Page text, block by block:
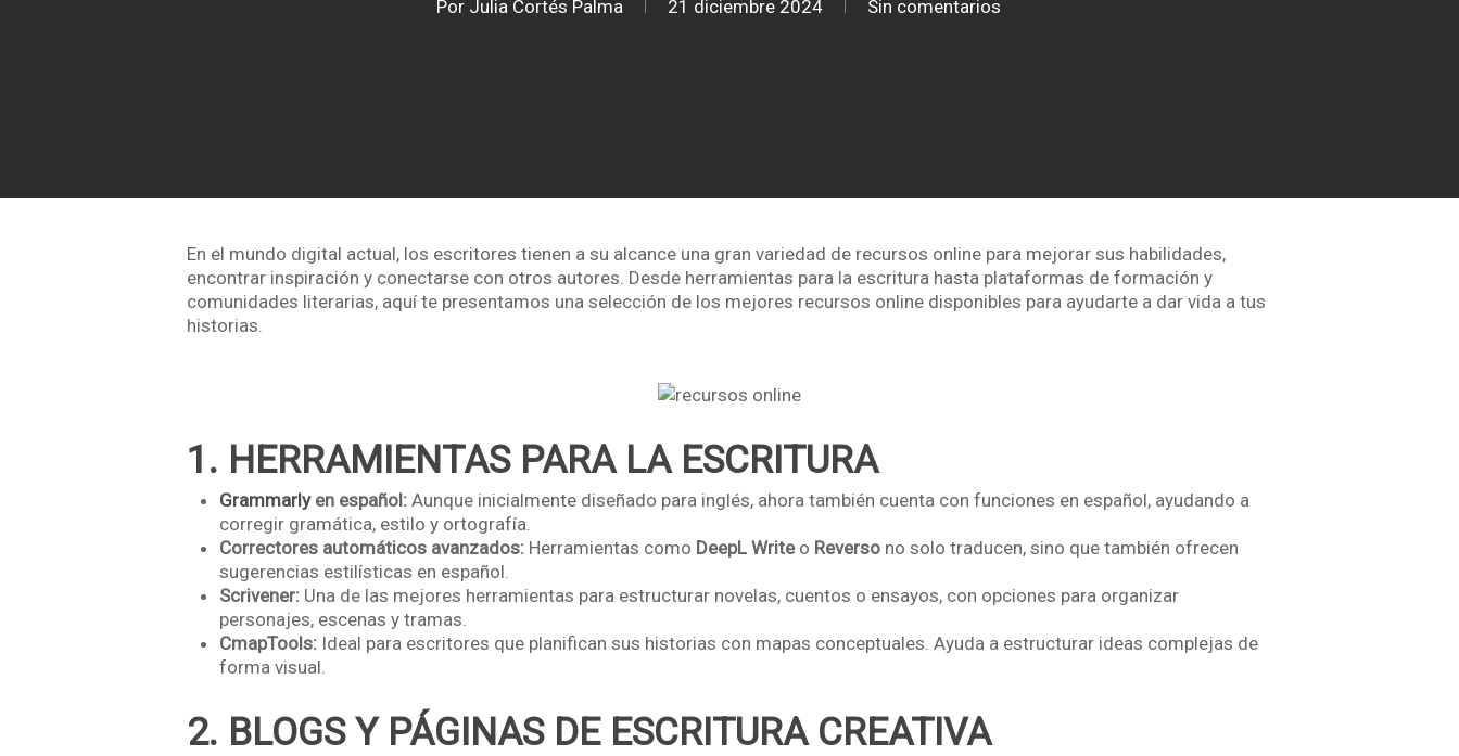
Por Julia Cortés Palma 21 diciembre 2024 Sin comentarios
En el mundo digital actual, los escritores tienen a su alcance una gran variedad de recursos online para mejorar sus habilidades,
encontrar inspiración y conectarse con otros autores. Desde herramientas para la escritura hasta plataformas de formación y
comunidades literarias, aquí te presentamos una selección de los mejores recursos online disponibles para ayudarte a dar vida a tus
historias.
1. HERRAMIENTAS PARA LA ESCRITURA
Grammarlyen español: Aunque inicialmente diseñado para inglés, ahora también cuenta con funciones en español, ayudando a
corregir gramática, estilo y ortografía.
Correctores automáticos avanzados: Herramientas como DeepL Writeo Reverso no solo traducen, sino que también ofrecen
sugerencias estilísticas en español.
Scrivener: Una de las mejores herramientas para estructurar novelas, cuentos o ensayos, con opciones para organizar
personajes, escenas y tramas.
CmapTools: Ideal para escritores que planifican sus historias con mapas conceptuales. Ayuda a estructurar ideas complejas de
forma visual.
2. BLOGS Y PÁGINAS DE ESCRITURA CREATIVA